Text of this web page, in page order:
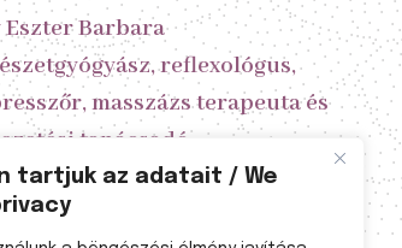
tartjuk az adatait / We
Eszter Barbara
reflexológus,
masszázs terapeuta és
tanácsadó
kezelésekhez előzetes időpont
egyeztetés szükséges!